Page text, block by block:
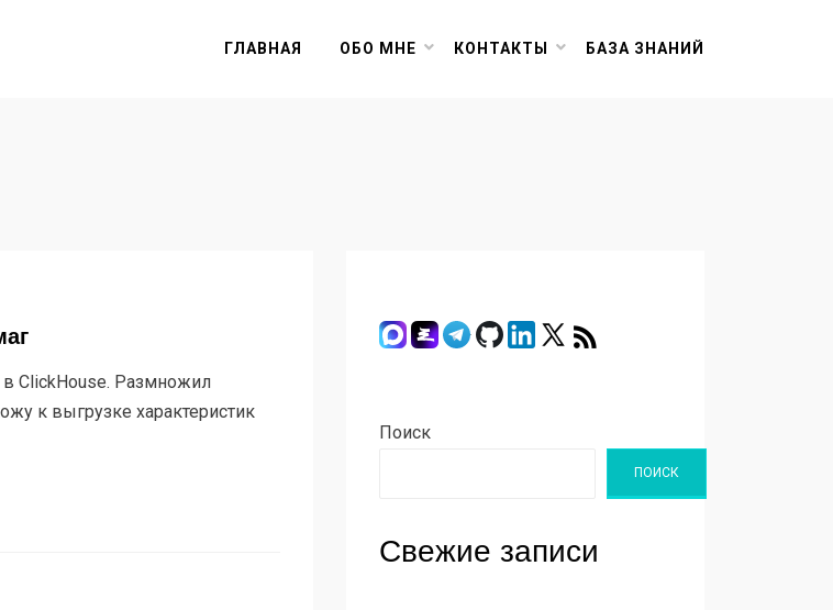
ГЛАВНАЯ ОБО МНЕ КОНТАКТЫ БАЗА ЗНАНИЙ
ClickHouse. Размножил
к выгрузке характеристик
Поиск
ПОИСК
Свежие записи